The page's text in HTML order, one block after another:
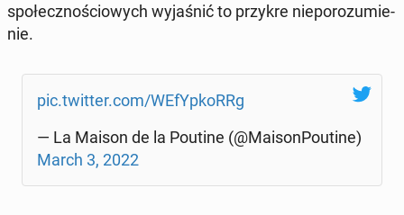
spo­łecz­no­ścio­wych wy­ja­śnić to przykre nie­po­ro­zu­mie­
nie.
pic.twitter.com/WE­fYp­koRRg
— La Maison de la Poutine (@Ma­ison­Po­uti­ne)
March 3, 2022